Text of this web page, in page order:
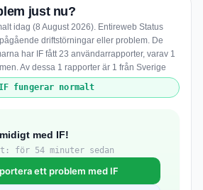
just nu?
idag (8 August 2026). Entireweb Status
driftstörningar eller problem. De
har IF fått 23 användarrapporter, varav 1
Av dessa 1 rapporter är 1 från Sverige
fungerar normalt
med IF!
för 54 minuter sedan
ett problem med IF